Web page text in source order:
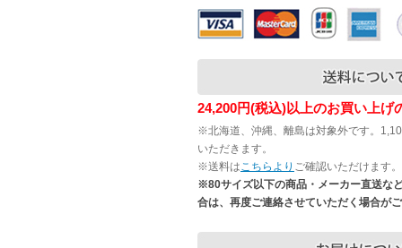
24,200円(税込)以上のお買い上げ
※北海道、沖縄、離島は対象外です。
いただきます。
※送料はこちらより ご確認いただけます。
※80サイズ以下の商品・メーカー直送な
合は、再度ご連絡させていただく場合が